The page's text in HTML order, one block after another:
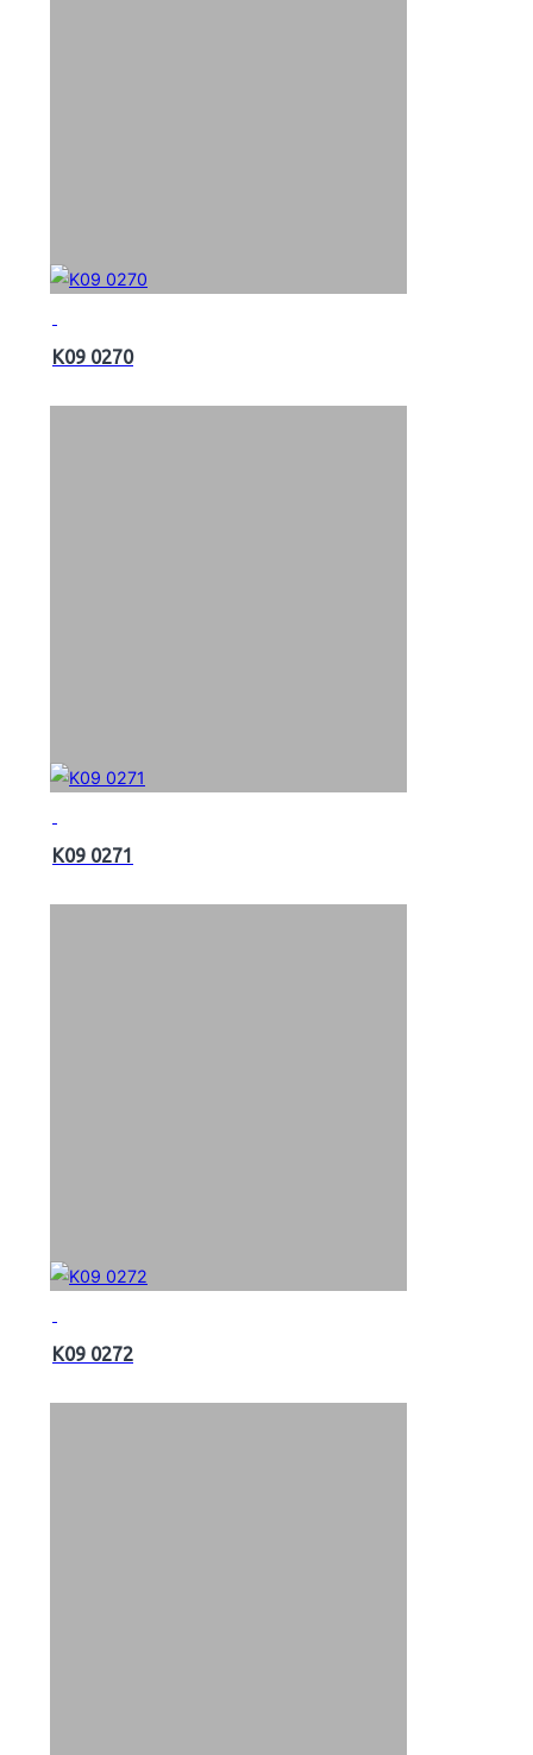
K09 0270
K09 0271
K09 0272